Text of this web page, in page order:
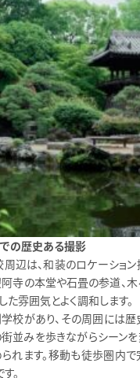
の歴史ある撮影
辺は、和装のロケーショ
寺の本堂や石畳の参道、
雰囲気とよく調和します。
校があり、その周囲には
並みを歩きながらシーン
れます。移動も徒歩圏内
。